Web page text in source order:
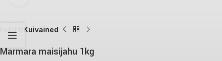
Kuivained
Marmara maisijahu 1kg